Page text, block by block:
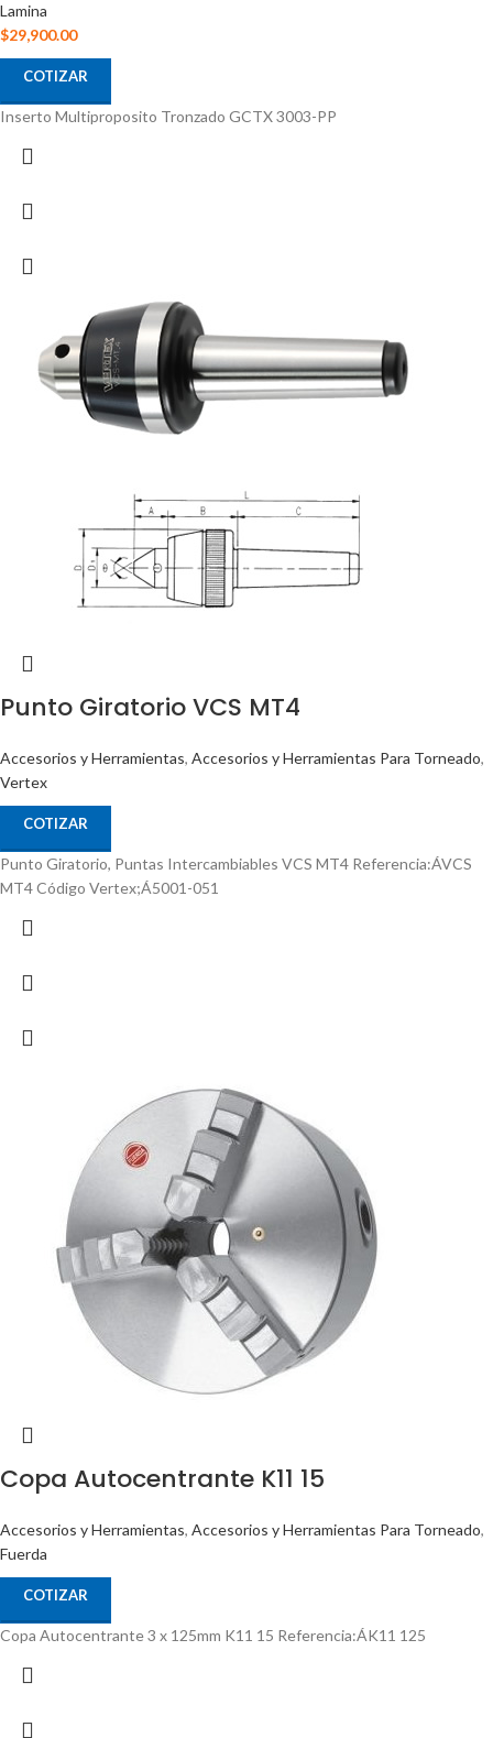
Lamina
$29,900.00
COTIZAR
Inserto Multiproposito Tronzado GCTX 3003-PP
Punto Giratorio VCS MT4
Accesorios y Herramientas, Accesorios y Herramientas Para Torneado,
Vertex
COTIZAR
Punto Giratorio, Puntas Intercambiables VCS MT4 Referencia:ÁVCS
MT4 Código Vertex;Á5001-051
Copa Autocentrante K11 15
Accesorios y Herramientas, Accesorios y Herramientas Para Torneado,
Fuerda
COTIZAR
Copa Autocentrante 3 x 125mm K11 15 Referencia:ÁK11 125